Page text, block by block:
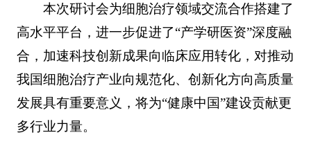
本次研讨会为细胞治疗领域交流合作搭建了
高水平平台，进一步促进了“产学研医资”深度融
合，加速科技创新成果向临床应用转化，对推动
我国细胞治疗产业向规范化、创新化方向高质量
发展具有重要意义，将为“健康中国”建设贡献更
多行业力量。